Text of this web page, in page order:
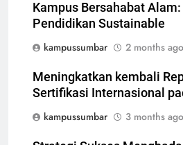
Kampus Bersahabat
Pendidikan Sustainable
kampussumbar
2 months ago
Meningkatkan kembali
Sertifikasi Internasional
kampussumbar
3 months ago